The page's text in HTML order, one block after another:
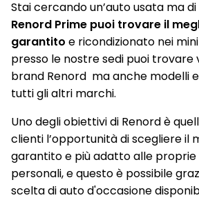
Stai cercando un’auto usata ma
Renord Prime puoi trovare il
garantito e ricondizionato nei
presso le nostre sedi puoi
brand Renord ma anche modelli
tutti gli altri marchi.
Uno degli obiettivi di Renord è
clienti l’opportunità di scegliere il
garantito e più adatto alle proprie
personali, e questo è possibile
scelta di auto d'occasione